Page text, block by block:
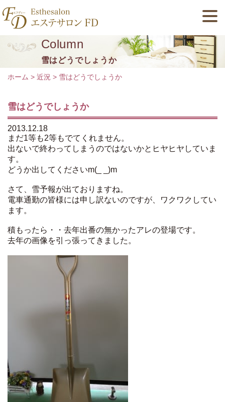
Column
雪はどうでしょうか
ホーム > 近況 > 雪はどうでしょうか
雪はどうでしょうか
2013.12.18
まだ1等も2等もでてくれません。
出ないで終わってしまうのではないかとヒヤヒヤしていま
す。
どうか出してくださいm(_ _)m
さて、雪予報が出ておりますね。
電車通勤の皆様には申し訳ないのですが、ワクワクしてい
ます。
積もったら・・去年出番の無かったアレの登場です。
去年の画像を引っ張ってきました。